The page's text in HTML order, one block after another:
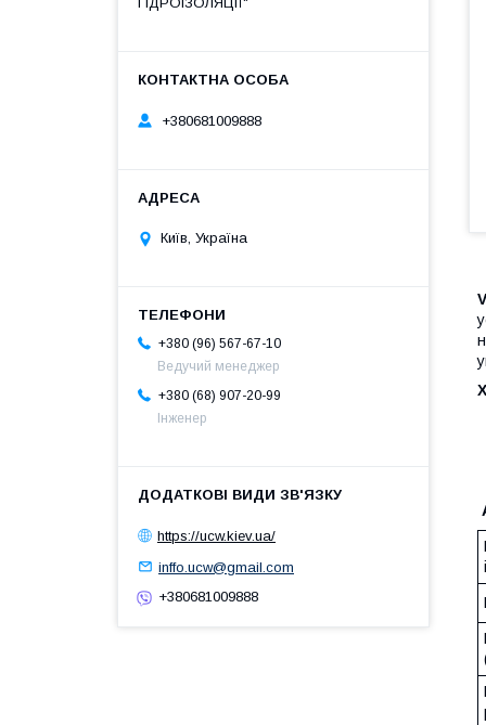
+380681009888
Київ, Україна
+380 (96) 567-67-10
Ведучий менеджер
+380 (68) 907-20-99
Інженер
https://ucw.kiev.ua/
inffo.ucw@gmail.com
+380681009888